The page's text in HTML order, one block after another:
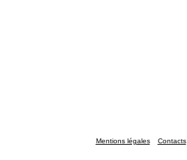
Mentions légales Contacts